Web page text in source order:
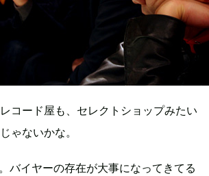
コード屋も、セレクトショップみたい
ゃないかな。
バイヤーの存在が大事になってきてる